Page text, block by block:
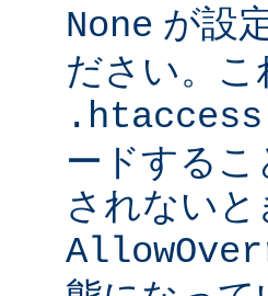
None が設
ださい。
.htaccess
ードする
されない